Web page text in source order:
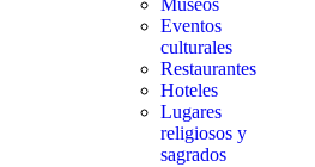
Museos
Eventos
culturales
Restaurantes
Hoteles
Lugares
religiosos y
sagrados